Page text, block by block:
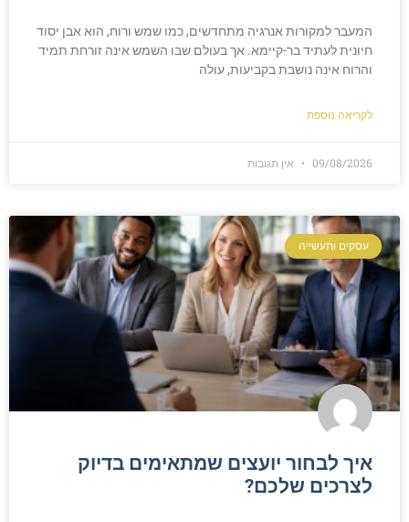
המעבר למקורות אנרגיה מתחדשים, כמו שמש ורוח, הוא אבן יסוד
חיונית לעתיד בר-קיימא. אך בעולם שבו השמש אינה זורחת תמיד
והרוח אינה נושבת בקביעות, עולה
לקריאה נוספת
09/08/2026 אין תגובות
עסקים ותעשייה
איך לבחור יועצים שמתאימים בדיוק
לצרכים שלכם?